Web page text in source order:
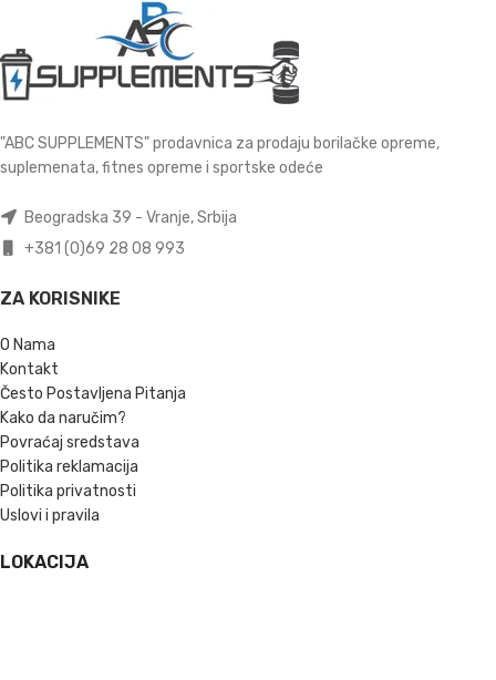
"ABC SUPPLEMENTS" prodavnica za prodaju borilačke opreme,
suplemenata, fitnes opreme i sportske odeće
Beogradska 39 - Vranje, Srbija
+381 (0)69 28 08 993
ZA KORISNIKE
O Nama
Kontakt
Često Postavljena Pitanja
Kako da naručim?
Povraćaj sredstava
Politika reklamacija
Politika privatnosti
Uslovi i pravila
LOKACIJA